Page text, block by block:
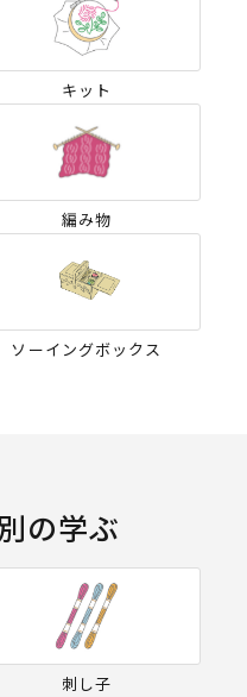
キット
編み物
ソーイングボックス
の学ぶ
刺し子